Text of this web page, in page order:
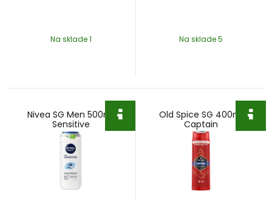
Na sklade 1 Na sklade 5
Nivea SG Men 500ml
Sensitive
Old Spice SG 400ml
Captain